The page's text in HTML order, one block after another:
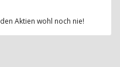
Aktien wohl noch nie!